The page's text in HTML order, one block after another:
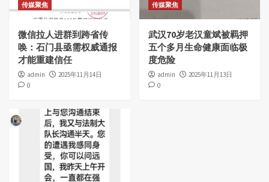
传媒聚焦
微信拉人进群到跨省传
唤：石门县亟需权威通报
才能重建信任
admin
2025年11月14日
0
传媒聚焦
武汉70岁老汉童斌被羁押
五个多月生命健康面临极
度危险
admin
2025年11月13日
0